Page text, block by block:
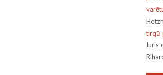
tirgū
Juris